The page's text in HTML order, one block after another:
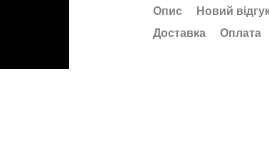
Опис
Новий
Доставка
Оплата